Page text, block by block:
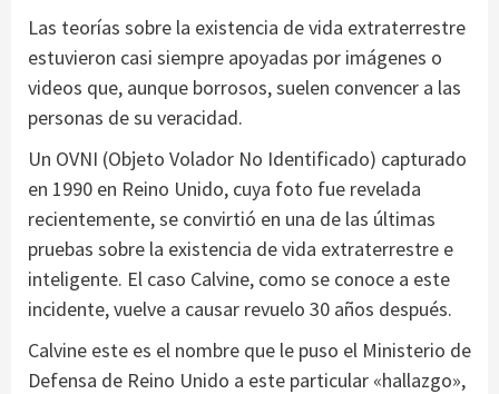
Las teorías sobre la existencia de vida extraterrestre
estuvieron casi siempre apoyadas por imágenes o
videos que, aunque borrosos, suelen convencer a las
personas de su veracidad.
Un OVNI (Objeto Volador No Identificado) capturado
en 1990 en Reino Unido, cuya foto fue revelada
recientemente, se convirtió en una de las últimas
pruebas sobre la existencia de vida extraterrestre e
inteligente. El caso Calvine, como se conoce a este
incidente, vuelve a causar revuelo 30 años después.
Calvine este es el nombre que le puso el Ministerio de
Defensa de Reino Unido a este particular «hallazgo»,